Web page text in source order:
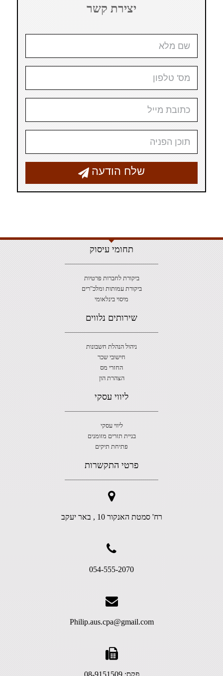
יצירת קשר
שלח הודעה
תחומי עיסוק
ביקורת לחברות פרטיות
ביקורת עמותות ומלכ"רים
מיסוי בינלאומי
שירותים נלווים
ניהול הנהלת חשבונות
חישובי שכר
החזרי מס
הצהרת הון
ליווי עסקי
ליווי עסקי
בניית תזרים מזומנים
פתיחת תיקים
פרטי התקשרות
רח' סמטת האנקור 10 , באר יעקב
054-555-2070
Philip.aus.cpa@gmail.com